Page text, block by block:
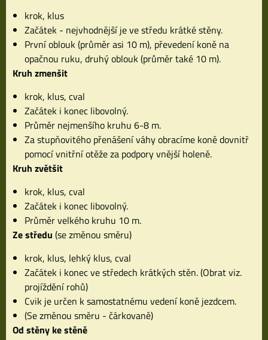
krok, klus
Začátek - nejvhodnější je ve středu krátké stěny.
První oblouk (průměr asi 10 m), převedení koně na
opačnou ruku, druhý oblouk (průměr také 10 m).
Kruh zmenšit
krok, klus, cval
Začátek i konec libovolný.
Průměr nejmenšího kruhu 6-8 m.
Za stupňovitého přenášení váhy obracíme koně dovnitř
pomocí vnitřní otěže za podpory vnější holeně.
Kruh zvětšit
krok, klus, cval
Začátek i konec libovolný.
Průměr velkého kruhu 10 m.
Ze středu (se změnou směru)
krok, klus, lehký klus, cval
Začátek i konec ve středech krátkých stěn. (Obrat viz.
projíždění rohů)
Cvik je určen k samostatnému vedení koně jezdcem.
(Se změnou směru - čárkovaně)
Od stěny ke stěně